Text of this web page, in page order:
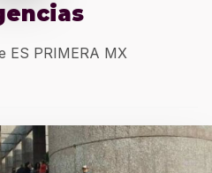
ES PRIMERA MX